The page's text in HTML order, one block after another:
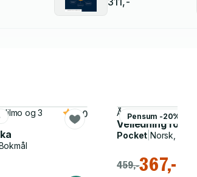
og 3
5.0 Pensum -20%
Åsta Birkeland, Nina
Veiledning for
Pocket |Norsk,
459,-367,-